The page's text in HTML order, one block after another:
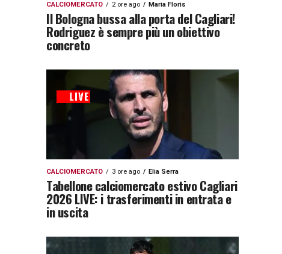
CALCIOMERCATO 2 ore ago Maria Floris
Il Bologna bussa alla porta del Cagliari!
Rodriguez è sempre più un obiettivo
concreto
CALCIOMERCATO 3 ore ago Elia Serra
Tabellone calciomercato estivo Cagliari
2026 LIVE: i trasferimenti in entrata e
in uscita